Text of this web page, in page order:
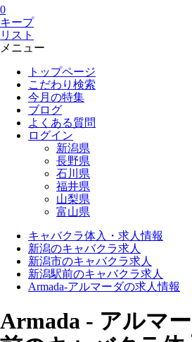
0
キープ
リスト
メニュー
トップページ
こだわり検索
今月の特集
ブログ
よくある質問
ログイン
新潟県
長野県
石川県
福井県
山梨県
富山県
キャバクラ体入・求人情報
新潟のキャバクラ求人
新潟市のキャバクラ求人
新潟駅前のキャバクラ求人
Armada-アルマーダの求人情報
Armada - アルマ